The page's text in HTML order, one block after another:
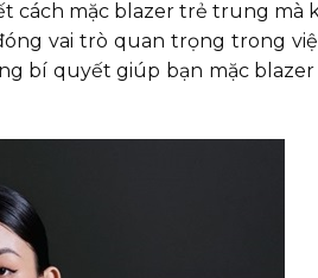
mặc blazer trẻ trung mà
vai trò quan trọng trong
bí quyết giúp bạn mặc